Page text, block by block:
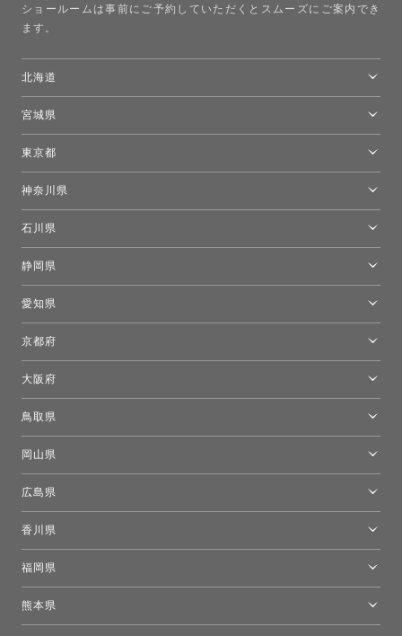
ショールームは事前にご予約していただくとスムーズにご案内でき
ます。
北海道
宮城県
東京都
モーイ東京
キーブー東京
FLOS｜フロスデザインスペース青山
神奈川県
石川県
静岡県
愛知県
京都府
大阪府
鳥取県
岡山県
広島県
香川県
福岡県
熊本県